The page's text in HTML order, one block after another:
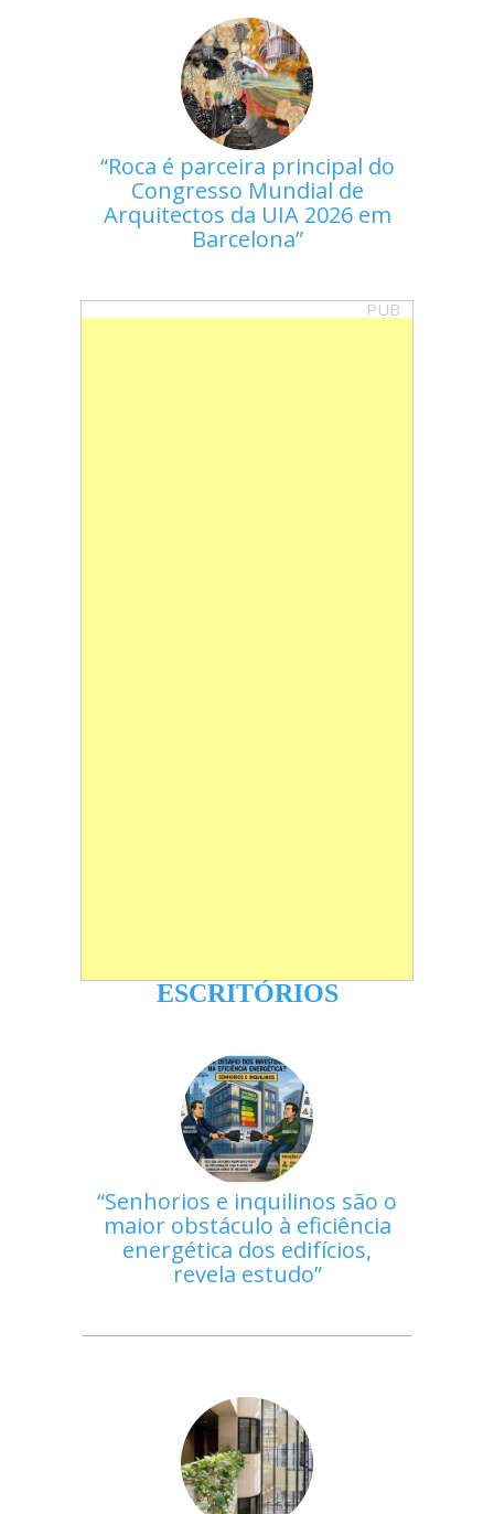
Roca é parceira principal do
Congresso Mundial de
Arquitectos da UIA 2026 em
Barcelona
PUB
ESCRITÓRIOS
Senhorios e inquilinos são o
maior obstáculo à eficiência
energética dos edifícios,
revela estudo